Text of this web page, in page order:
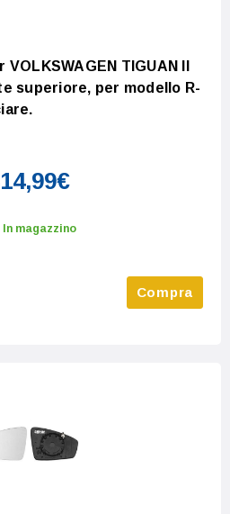
TIGUAN II
superiore, per modello R-
In magazzino
Compra